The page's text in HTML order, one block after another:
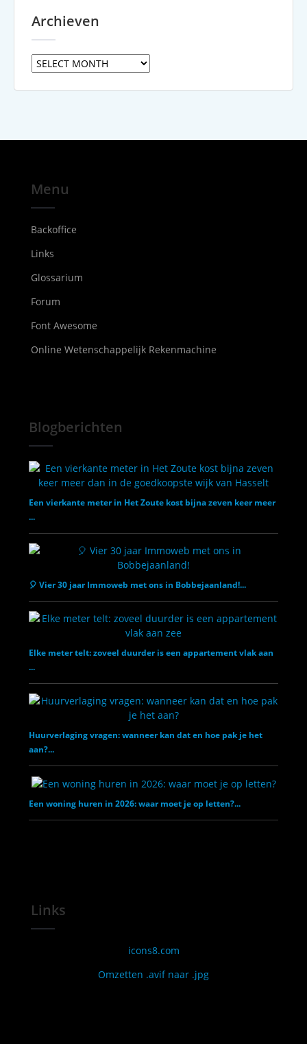
Archieven
Archieven
Menu
Backoffice
Links
Glossarium
Forum
Font Awesome
Online Wetenschappelijk Rekenmachine
Blogberichten
Een vierkante meter in Het Zoute kost bijna zeven keer meer
...
🎈 Vier 30 jaar Immoweb met ons in Bobbejaanland!...
Elke meter telt: zoveel duurder is een appartement vlak aan
...
Huurverlaging vragen: wanneer kan dat en hoe pak je het
aan?...
Een woning huren in 2026: waar moet je op letten?...
Links
icons8.com
Omzetten .avif naar .jpg